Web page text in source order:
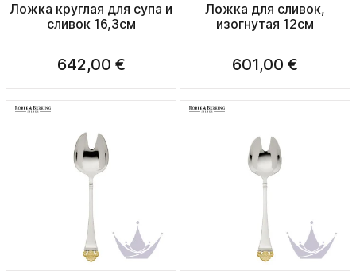
Ложка круглая для супа и
сливок 16,3см
642,00 €
Ложка для сливок,
изогнутая 12см
601,00 €